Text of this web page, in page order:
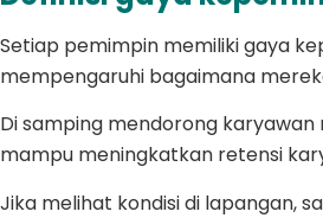
Setiap pemimpin memiliki gaya
mempengaruhi bagaimana
Di samping mendorong
mampu meningkatkan retensi
Jika melihat kondisi di lapangan,